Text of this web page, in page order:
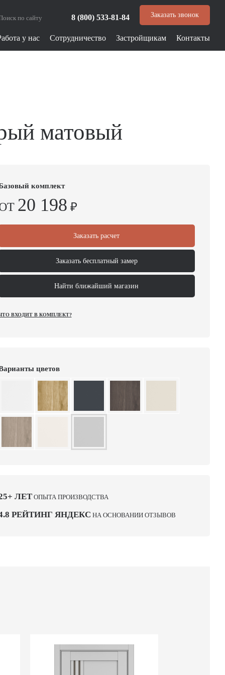
8 (800) 533-81-84 Заказать звонок
у нас Сотрудничество Застройщикам Контакты
матовый
комплект
20 198 ₽
Заказать расчет
Заказать бесплатный замер
Найти ближайший магазин
ВХОДИТ В КОМПЛЕКТ?
цветов
ЛЕТОПЫТА ПРОИЗВОДСТВА
РЕЙТИНГ ЯНДЕКС НА ОСНОВАНИИ ОТЗЫВОВ